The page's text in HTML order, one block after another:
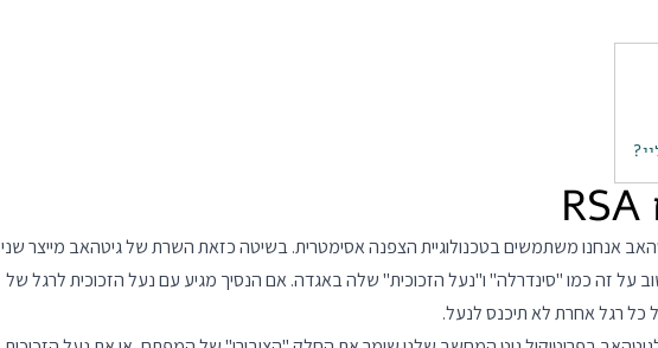
אנחנו משתמשים בטכנולוגיית הצפנה אסימטרית. בשיטה כזאת השרת של גיטהאב מייצר שני
על זה כמו "סינדרלה" ו"נעל הזכוכית" שלה באגדה. אם הנסיך מגיע עם נעל הזכוכית לרגל של
כל רגל אחרת לא תיכנס לנעל.